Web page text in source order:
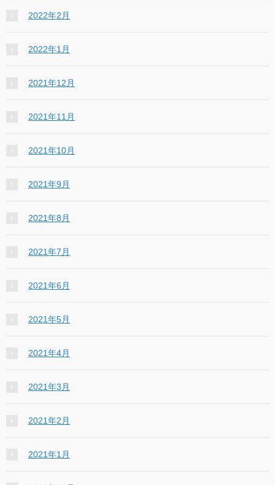
2022年2月
2022年1月
2021年12月
2021年11月
2021年10月
2021年9月
2021年8月
2021年7月
2021年6月
2021年5月
2021年4月
2021年3月
2021年2月
2021年1月